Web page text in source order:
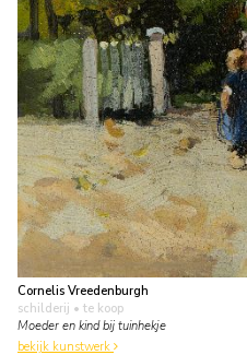
Cornelis Vreedenburgh
schilderij • te koop
Moeder en kind bij tuinhekje
bekijk kunstwerk